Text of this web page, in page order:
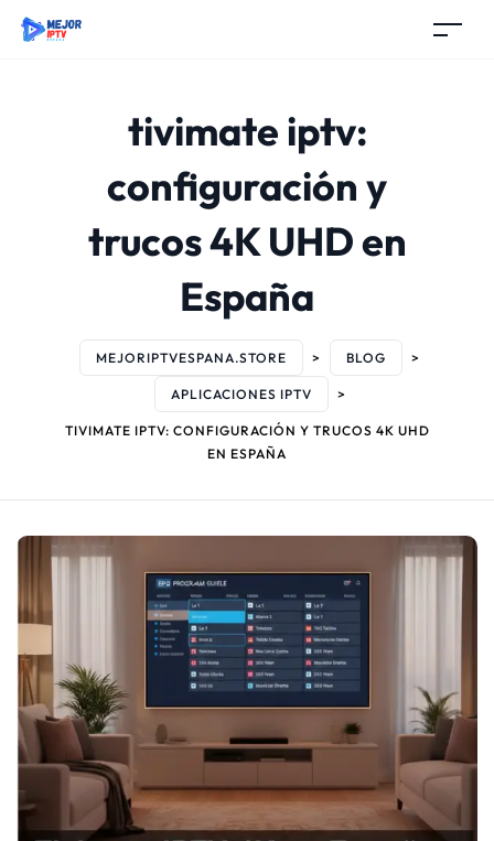
tivimate iptv:
configuración y
trucos 4K UHD en
España
MEJORIPTVESPANA.STORE > BLOG >
APLICACIONES IPTV >
TIVIMATE IPTV: CONFIGURACIÓN Y TRUCOS 4K UHD
EN ESPAÑA